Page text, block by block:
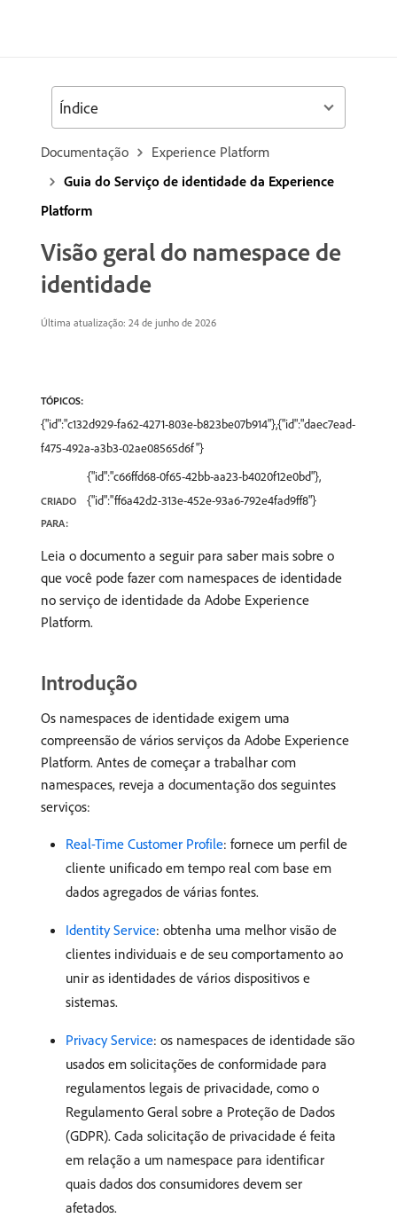
Documentação
Experience Platform
Guia do Serviço de identidade da Experience
Platform
Visão geral do namespace de
identidade
Última atualização: 24 de junho de 2026
TÓPICOS:
{"id":"c132d929-fa62-4271-803e-b823be07b914"},{"id":"daec7ead-
f475-492a-a3b3-02ae08565d6f"}
CRIADO
PARA:
{"id":"c66ffd68-0f65-42bb-aa23-b4020f12e0bd"},
{"id":"ff6a42d2-313e-452e-93a6-792e4fad9ff8"}
Leia o documento a seguir para saber mais sobre o
que você pode fazer com namespaces de identidade
no serviço de identidade da Adobe Experience
Platform.
Introdução
Os namespaces de identidade exigem uma
compreensão de vários serviços da Adobe Experience
Platform. Antes de começar a trabalhar com
namespaces, reveja a documentação dos seguintes
serviços:
Real-Time Customer Profile: fornece um perfil de
cliente unificado em tempo real com base em
dados agregados de várias fontes.
Identity Service: obtenha uma melhor visão de
clientes individuais e de seu comportamento ao
unir as identidades de vários dispositivos e
sistemas.
Privacy Service: os namespaces de identidade são
usados em solicitações de conformidade para
regulamentos legais de privacidade, como o
Regulamento Geral sobre a Proteção de Dados
(GDPR). Cada solicitação de privacidade é feita
em relação a um namespace para identificar
quais dados dos consumidores devem ser
afetados.
Índice